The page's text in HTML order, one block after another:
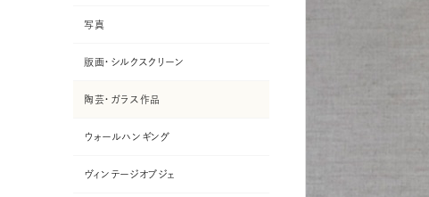
写真
版画・シルクスクリーン
陶芸・ガラス作品
ウォールハンギング
ヴィンテージオブジェ